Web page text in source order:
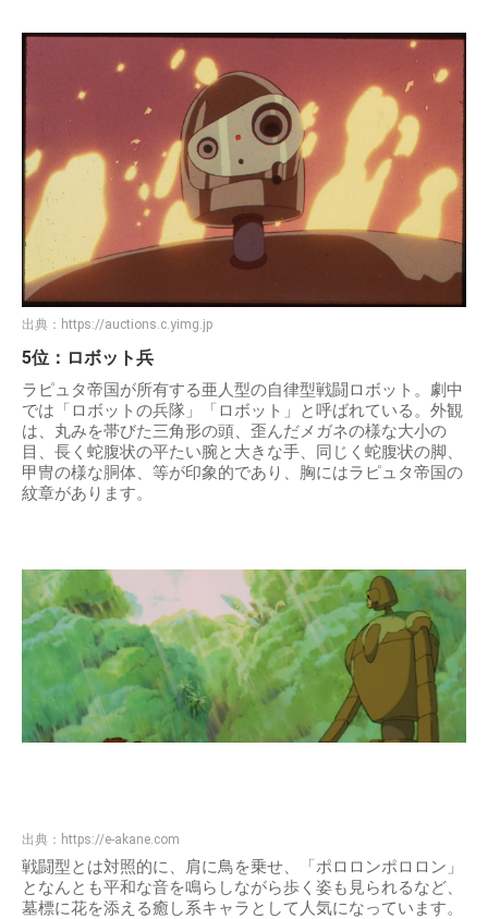
出典： https://auctions.c.yimg.jp
5位：ロボット兵
ラピュタ帝国が所有する亜人型の自律型戦闘ロボット。劇中
では「ロボットの兵隊」「ロボット」と呼ばれている。外観
は、丸みを帯びた三角形の頭、歪んだメガネの様な大小の
目、長く蛇腹状の平たい腕と大きな手、同じく蛇腹状の脚、
甲冑の様な胴体、等が印象的であり、胸にはラピュタ帝国の
紋章があります。
出典： https://e-akane.com
戦闘型とは対照的に、肩に鳥を乗せ、「ポロロンポロロン」
となんとも平和な音を鳴らしながら歩く姿も見られるなど、
墓標に花を添える癒し系キャラとして人気になっています。